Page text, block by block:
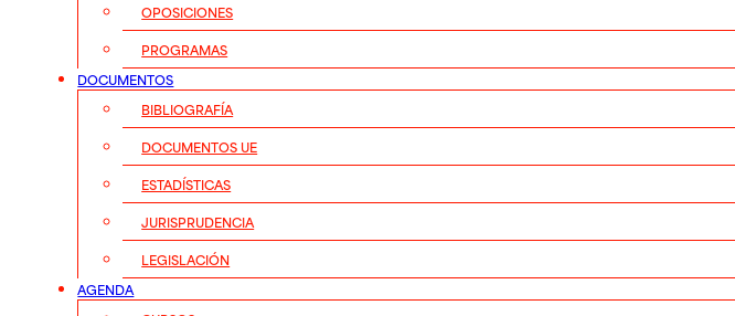
OPOSICIONES
PROGRAMAS
DOCUMENTOS
BIBLIOGRAFÍA
DOCUMENTOS UE
ESTADÍSTICAS
JURISPRUDENCIA
LEGISLACIÓN
AGENDA